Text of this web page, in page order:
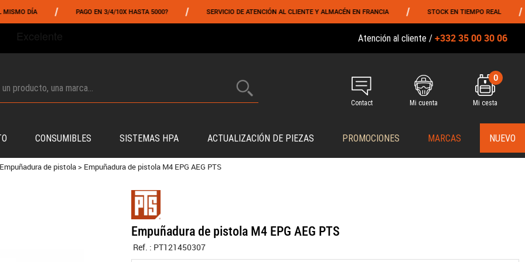
DÍA / PAGO EN 3/4/10X HASTA 5000? / SERVICIO DE ATENCIÓN AL CLIENTE Y ALMACÉN EN FRANCIA / STOCK EN TIEMPO REAL /
Atención al cliente / +332 35 00 30 06
Contact Mi cuenta
0
Mi cesta
CONSUMIBLES SISTEMAS HPA ACTUALIZACIÓN DE PIEZAS PROMOCIONES MARCAS NUEVO
Empuñadura de pistola> Empuñadura de pistola M4 EPG AEG PTS
Empuñadura de pistola M4 EPG AEG PTS
Ref. : PT121450307